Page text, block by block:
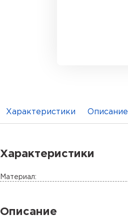
Характеристики Описание
Характеристики
Материал:
Описание